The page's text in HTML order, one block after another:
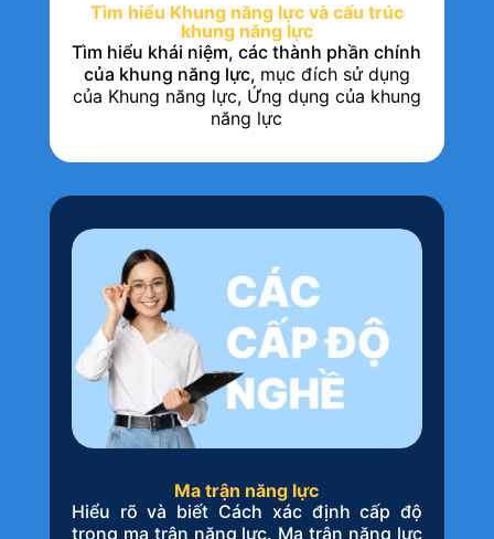
Tìm hiểu Khung năng lực và cấu trúc
khung năng lực
Tìm hiểu khái niệm, các thành phần chính
của khung năng lực, mục đích sử dụng
của Khung năng lực, Ứng dụng của khung
năng lực
Ma trận năng lực
Hiểu rõ và biết Cách xác định cấp độ
trong ma trận năng lực. Ma trận năng lực